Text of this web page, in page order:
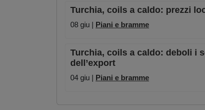
Turchia, coils a caldo: prezzi
08 giu | Piani e bramme
Turchia, coils a caldo: deboli i
dell’export
04 giu | Piani e bramme